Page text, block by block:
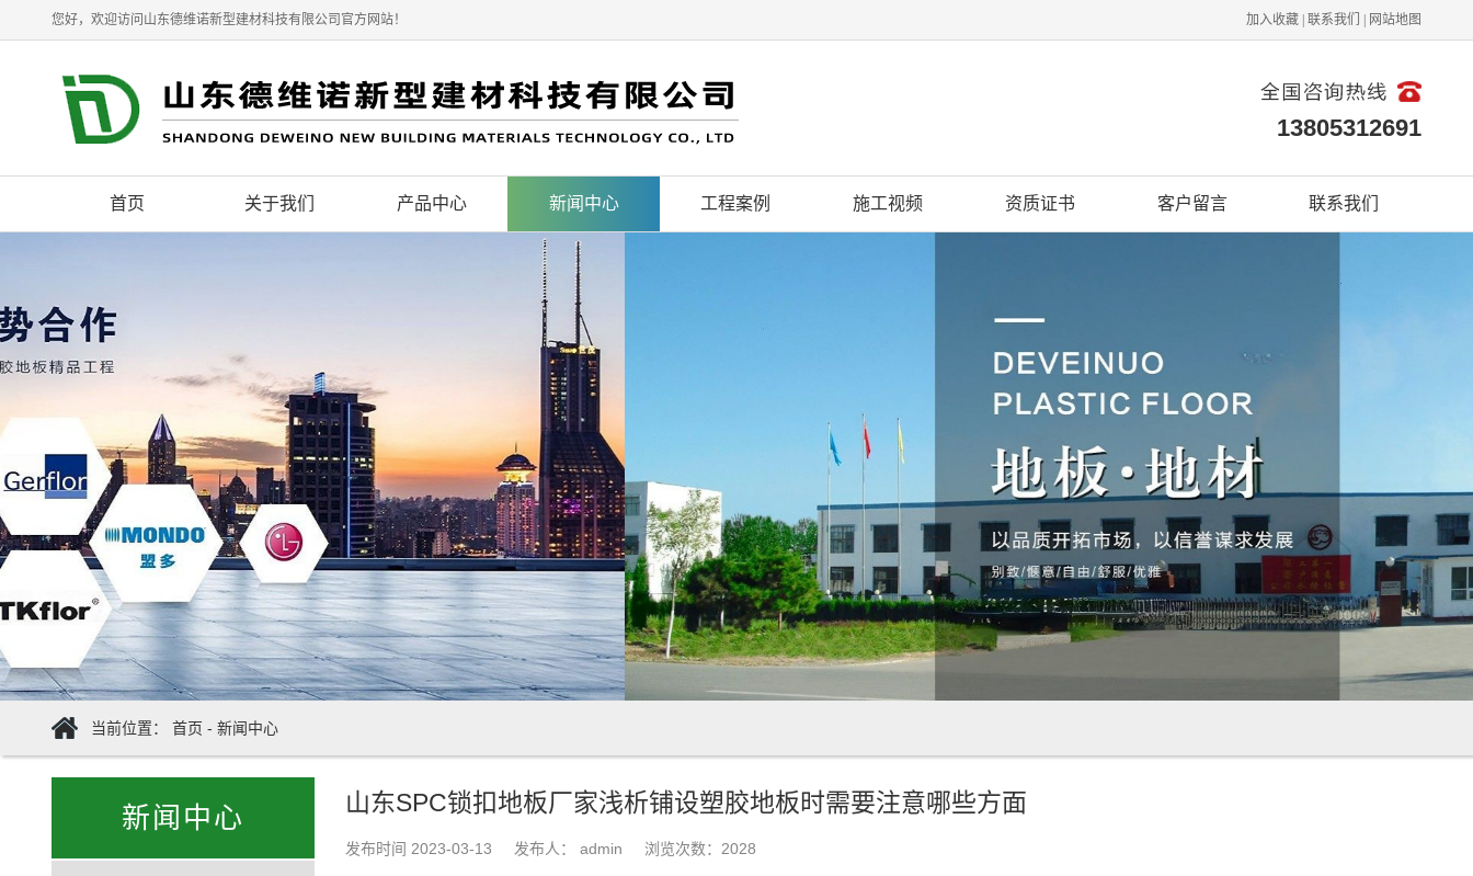
您好，欢迎访问山东德维诺新型建材科技有限公司官方网站！ 加入收藏 联系我们 网站地图
13805312691
首页 关于我们 产品中心 新闻中心 工程案例 施工视频 资质证书 客户留言 联系我们
当前位置： 首页 - 新闻中心
新闻中心 山东SPC锁扣地板厂家浅析铺设塑胶地板时需要注意哪些方面
发布时间 2023-03-13 发布人： admin 浏览次数：2028